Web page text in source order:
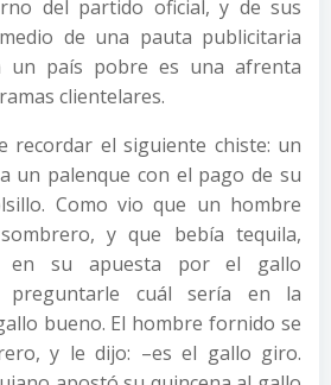
del partido oficial, y de sus
de una pauta publicitaria
un país pobre es una afrenta
clientelares.
recordar el siguiente chiste: un
un palenque con el pago de su
Como vio que un hombre
y que bebía tequila,
en su apuesta por el gallo
preguntarle cuál sería en la
bueno. El hombre fornido se
y le dijo: –es el gallo giro.